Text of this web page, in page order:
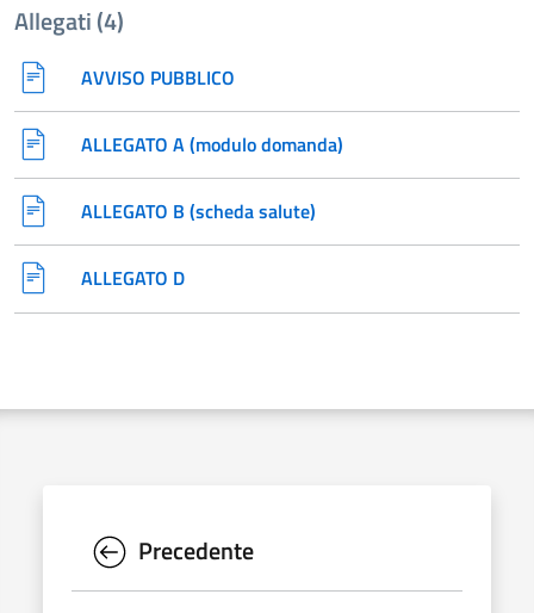
Allegati (4)
AVVISO PUBBLICO
ALLEGATO A (modulo domanda)
ALLEGATO B (scheda salute)
ALLEGATO D
Precedente